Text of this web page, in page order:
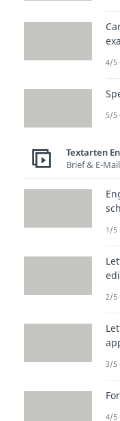
4/5
5/5
Textarten
Brief & E-
1/5
2/5
3/5
4/5